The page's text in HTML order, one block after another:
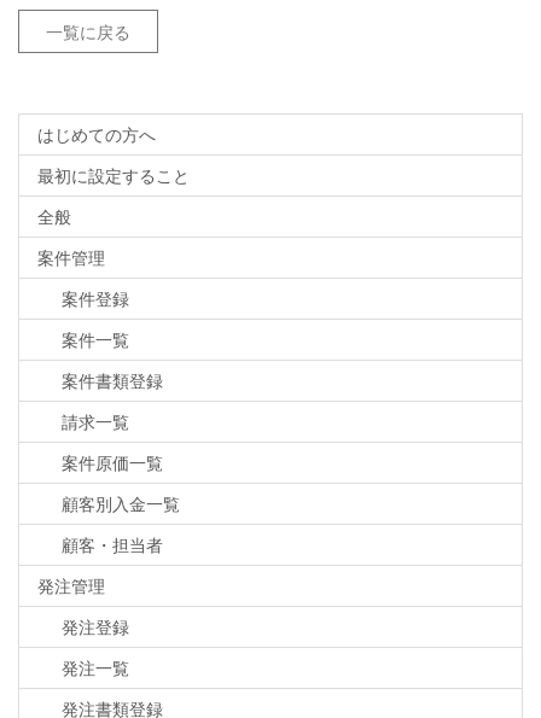
一覧に戻る
はじめての方へ
最初に設定すること
全般
案件管理
案件登録
案件一覧
案件書類登録
請求一覧
案件原価一覧
顧客別入金一覧
顧客・担当者
発注管理
発注登録
発注一覧
発注書類登録